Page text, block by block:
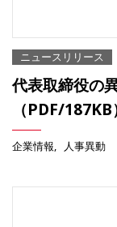
ニュースリリース
代表取締役の
（PDF/187KB
企業情報 人事異動